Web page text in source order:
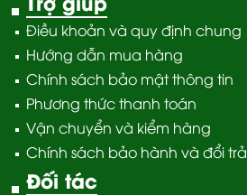
Điều khoản và quy định chung
Hướng dẫn mua hàng
Chính sách bảo mật thông tin
Phương thức thanh toán
Vận chuyển và kiểm hàng
Chính sách bảo hành và đổi trả
Đối tác